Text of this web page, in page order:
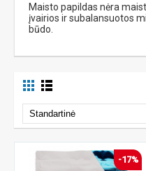
Maisto papildas nėra
įvairios ir subalansuotos
būdo.
-17%